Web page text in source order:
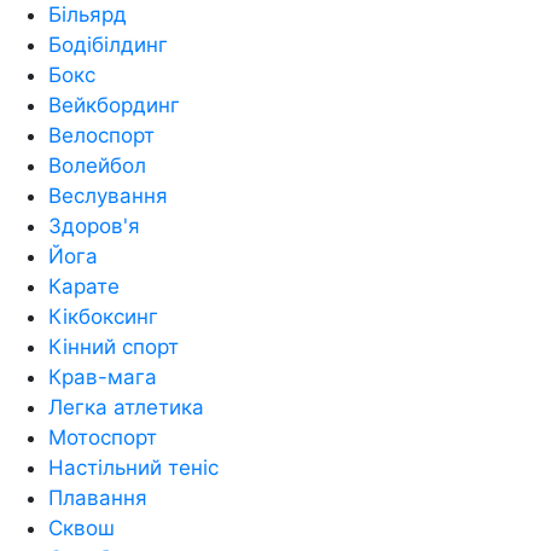
Більярд
Бодібілдинг
Бокс
Вейкбординг
Велоспорт
Волейбол
Веслування
Здоров'я
Йога
Карате
Кікбоксинг
Кінний спорт
Крав-мага
Легка атлетика
Мотоспорт
Настільний теніс
Плавання
Сквош